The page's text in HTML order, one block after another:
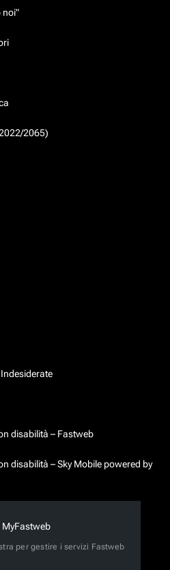
noi"
2065)
disabilità – Fastweb
disabilità – Sky Mobile powered by
MyFastweb
per gestire i servizi Fastweb